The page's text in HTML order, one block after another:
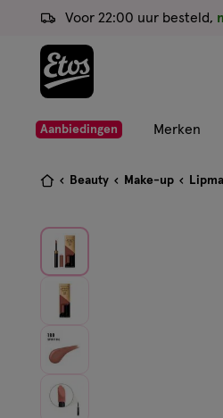
ga
de
hoofd
ga
de
naar
de
footer
Voor 22:00 uur besteld,
Aanbiedingen Merken
Je
hier:
Beauty Make-up